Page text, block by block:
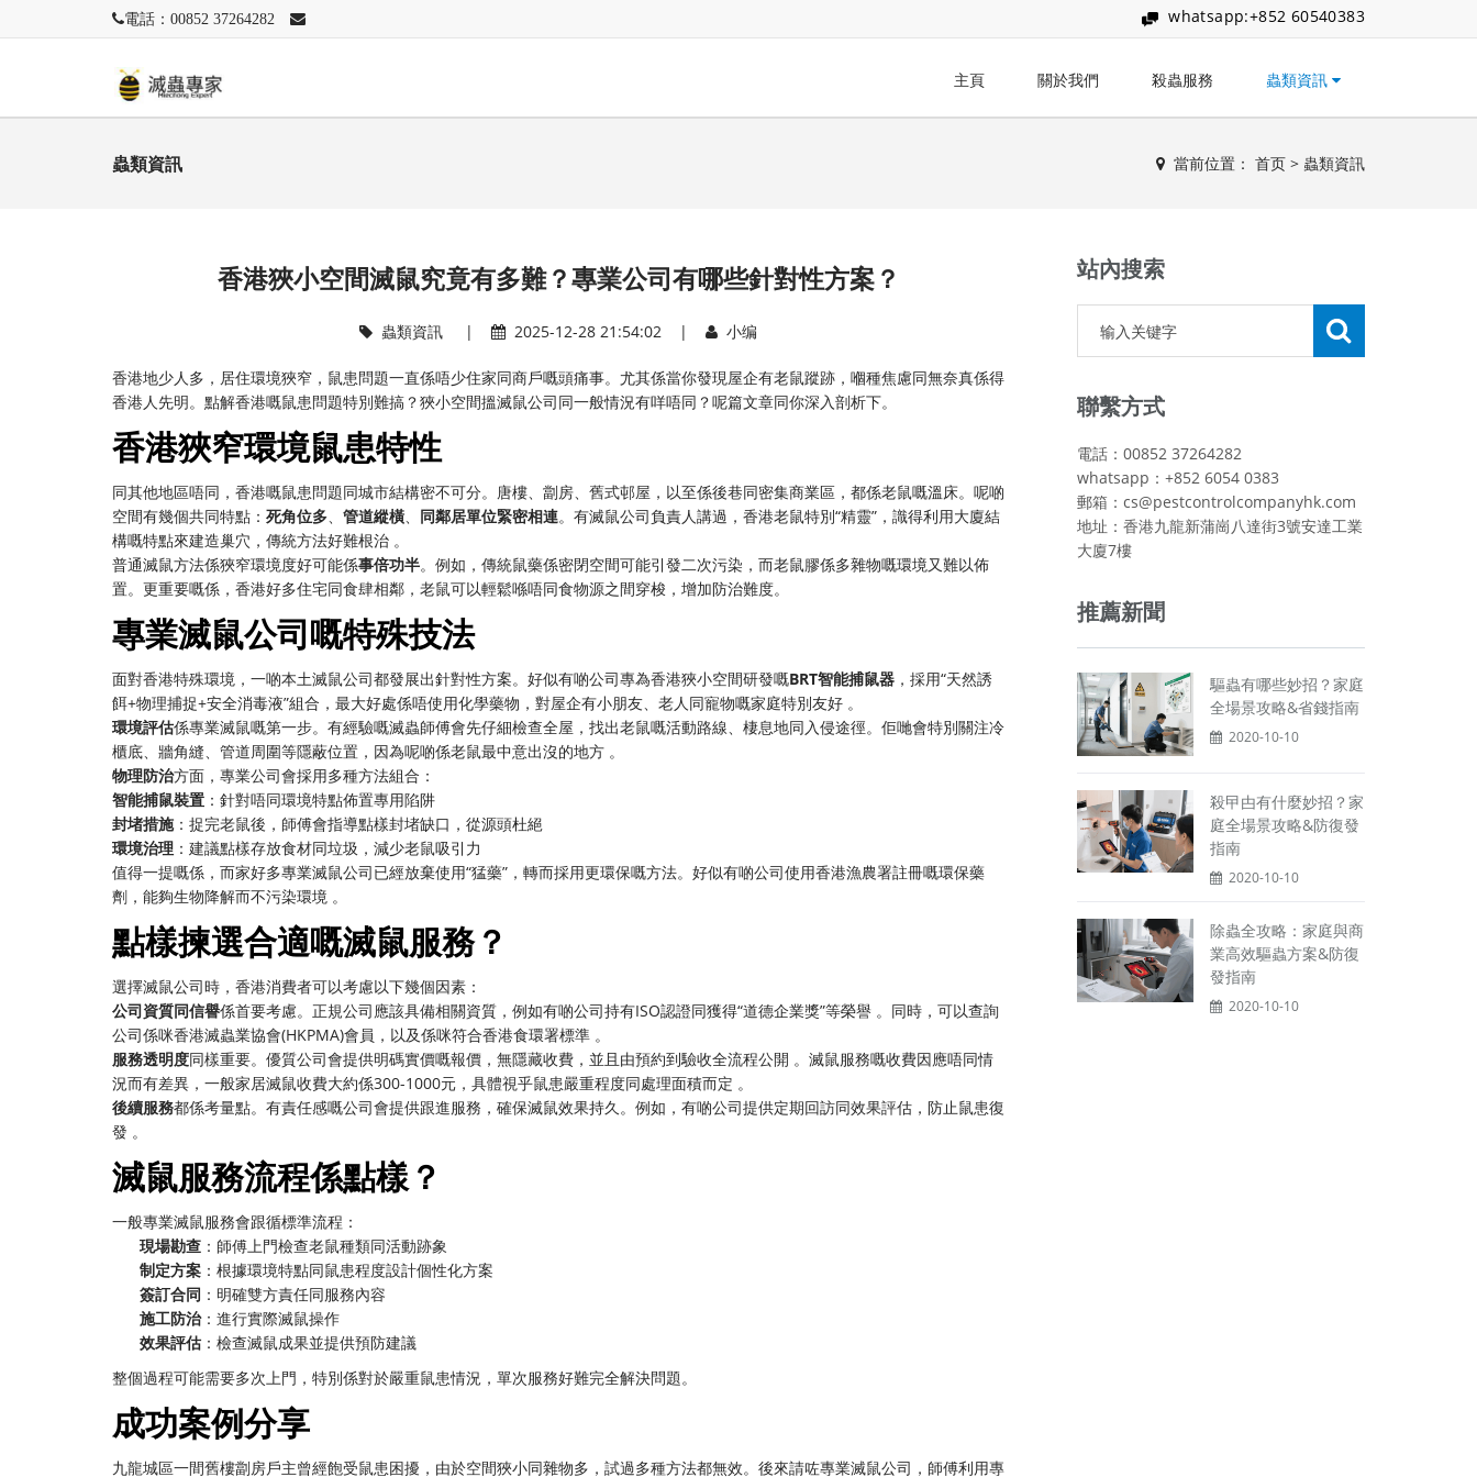
電話：00852 37264282 whatsapp:+852 60540383
主頁 關於我們 殺蟲服務 蟲類資訊
蟲類資訊 當前位置： 首页 > 蟲類資訊
香港狹小空間滅鼠究竟有多難？專業公司有哪些針對性方案？
蟲類資訊 | 2025-12-28 21:54:02 | 小编
香港地少人多，居住環境狹窄，鼠患問題一直係唔少住家同商戶嘅頭痛事。尤其係當你發現屋企有老鼠蹤跡，嗰種焦慮同無奈真係得
香港人先明。點解香港嘅鼠患問題特別難搞？狹小空間搵滅鼠公司同一般情況有咩唔同？呢篇文章同你深入剖析下。
香港狹窄環境鼠患特性
同其他地區唔同，香港嘅鼠患問題同城市結構密不可分。唐樓、劏房、舊式邨屋，以至係後巷同密集商業區，都係老鼠嘅溫床。呢啲
空間有幾個共同特點： 死角位多、 管道縱橫、 同鄰居單位緊密相連。有滅鼠公司負責人講過，香港老鼠特別“精靈”，識得利用大廈結
構嘅特點來建造巢穴，傳統方法好難根治 。
普通滅鼠方法係狹窄環境度好可能係事倍功半。例如，傳統鼠藥係密閉空間可能引發二次污染，而老鼠膠係多雜物嘅環境又難以佈
置。更重要嘅係，香港好多住宅同食肆相鄰，老鼠可以輕鬆喺唔同食物源之間穿梭，增加防治難度。
專業滅鼠公司嘅特殊技法
面對香港特殊環境，一啲本土滅鼠公司都發展出針對性方案。好似有啲公司專為香港狹小空間研發嘅BRT智能捕鼠器 ，採用“天然誘
餌+物理捕捉+安全消毒液”組合，最大好處係唔使用化學藥物，對屋企有小朋友、老人同寵物嘅家庭特別友好 。
環境評估係專業滅鼠嘅第一步。有經驗嘅滅蟲師傅會先仔細檢查全屋，找出老鼠嘅活動路線、棲息地同入侵途徑。佢哋會特別關注冷
櫃底、牆角縫、管道周圍等隱蔽位置，因為呢啲係老鼠最中意出沒的地方 。
物理防治方面，專業公司會採用多種方法組合：
智能捕鼠裝置 ：針對唔同環境特點佈置專用陷阱
封堵措施：捉完老鼠後，師傅會指導點樣封堵缺口，從源頭杜絕
環境治理 ：建議點樣存放食材同垃圾，減少老鼠吸引力
值得一提嘅係，而家好多專業滅鼠公司已經放棄使用“猛藥”，轉而採用更環保嘅方法。好似有啲公司使用香港漁農署註冊嘅環保藥
劑，能夠生物降解而不污染環境 。
點樣揀選合適嘅滅鼠服務？
選擇滅鼠公司時，香港消費者可以考慮以下幾個因素：
公司資質同信譽係首要考慮。正規公司應該具備相關資質，例如有啲公司持有ISO認證同獲得“道德企業獎”等榮譽 。同時，可以查詢
公司係咪香港滅蟲業協會(HKPMA)會員，以及係咪符合香港食環署標準 。
服務透明度同樣重要。優質公司會提供明碼實價嘅報價，無隱藏收費，並且由預約到驗收全流程公開 。滅鼠服務嘅收費因應唔同情
況而有差異，一般家居滅鼠收費大約係300-1000元，具體視乎鼠患嚴重程度同處理面積而定 。
後續服務都係考量點。有責任感嘅公司會提供跟進服務，確保滅鼠效果持久。例如，有啲公司提供定期回訪同效果評估，防止鼠患復
發 。
滅鼠服務流程係點樣？
一般專業滅鼠服務會跟循標準流程：
現場勘查 ：師傅上門檢查老鼠種類同活動跡象
制定方案 ：根據環境特點同鼠患程度設計個性化方案
簽訂合同 ：明確雙方責任同服務內容
施工防治：進行實際滅鼠操作
效果評估 ：檢查滅鼠成果並提供預防建議
整個過程可能需要多次上門，特別係對於嚴重鼠患情況，單次服務好難完全解決問題。
成功案例分享
九龍城區一間舊樓劏房戶主曾經飽受鼠患困擾，由於空間狹小同雜物多，試過多種方法都無效。後來請咗專業滅鼠公司，師傅利用專
站內搜索
聯繫方式
電話：00852 37264282
whatsapp：+852 6054 0383
郵箱：cs@pestcontrolcompanyhk.com
地址：香港九龍新蒲崗八達街3號安達工業
大廈7樓
推薦新聞
驅蟲有哪些妙招？家庭
全場景攻略&省錢指南
2020-10-10
殺曱甴有什麼妙招？家
庭全場景攻略&防復發
指南
2020-10-10
除蟲全攻略：家庭與商
業高效驅蟲方案&防復
發指南
2020-10-10